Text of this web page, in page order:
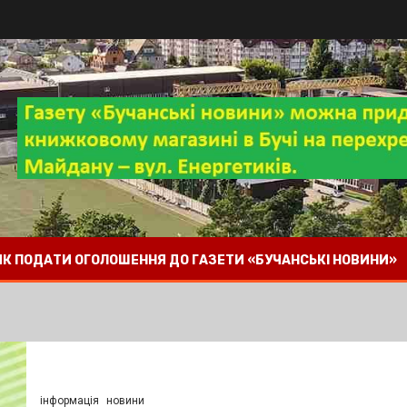
ПОДАТИ ОГОЛОШЕННЯ ДО ГАЗЕТИ «БУЧАНСЬКІ НОВИНИ»
інформація новини